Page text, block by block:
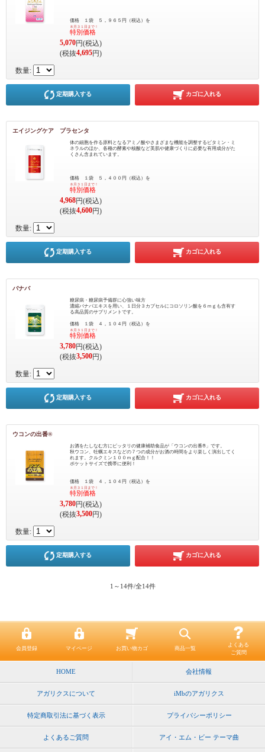
価格 １袋 ５，９６５円（税込）を
８月３１日まで！
特別価格
5,070円(税込)
(税抜4,695円)
数量:
定期購入する カゴに入れる
エイジングケア プラセンタ
体の細胞を作る原料となるアミノ酸やさまざまな機能を調整するビタミン・ミ
ネラルのほか、各種の酵素や核酸など美肌や健康づくりに必要な有用成分がた
くさん含まれています。
価格 １袋 ５，４００円（税込）を
８月３１日まで！
特別価格
4,968円(税込)
(税抜4,600円)
数量:
定期購入する カゴに入れる
バナバ
糖尿病・糖尿病予備群に心強い味方
濃縮バナバエキスを用い、１日分３カプセルにコロソリン酸を６ｍｇも含有す
る高品質のサプリメントです。
価格 １袋 ４，１０４円（税込）を
８月３１日まで！
特別価格
3,780円(税込)
(税抜3,500円)
数量:
定期購入する カゴに入れる
ウコンの出番®
お酒をたしなむ方にピッタリの健康補助食品が「ウコンの出番®」です。
秋ウコン、牡蠣エキスなどの７つの成分がお酒の時間をより楽しく演出してく
れます。クルクミン１００ｍｇ配合！！
ポケットサイズで携帯に便利！
価格 １袋 ４，１０４円（税込）を
８月３１日まで！
特別価格
3,780円(税込)
(税抜3,500円)
数量:
定期購入する カゴに入れる
1～14件/全14件
会員登録 マイページ お買い物カゴ 商品一覧
よくある
ご質問
HOME 会社情報
アガリクスについて iMbのアガリクス
特定商取引法に基づく表示 プライバシーポリシー
よくあるご質問 アイ・エム・ビー テーマ曲